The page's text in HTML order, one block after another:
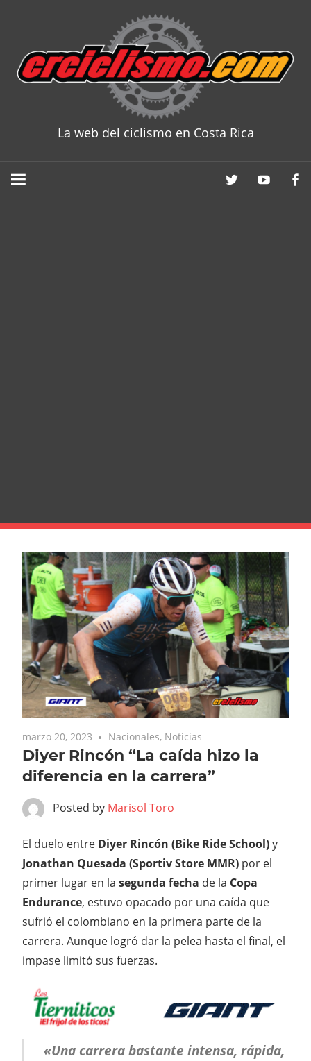
content
La web del ciclismo en Costa Rica
marzo 20, 2023 Nacionales, Noticias
Diyer Rincón “La caída hizo la
diferencia en la carrera”
Posted by Marisol Toro
El duelo entre Diyer Rincón (Bike Ride School)y
Jonathan Quesada (Sportiv Store MMR) por el
primer lugar en la segunda fecha de la Copa
Endurance, estuvo opacado por una caída que
sufrió el colombiano en la primera parte de la
carrera. Aunque logró dar la pelea hasta el final, el
impase limitó sus fuerzas.
«Una carrera bastante intensa, rápida,